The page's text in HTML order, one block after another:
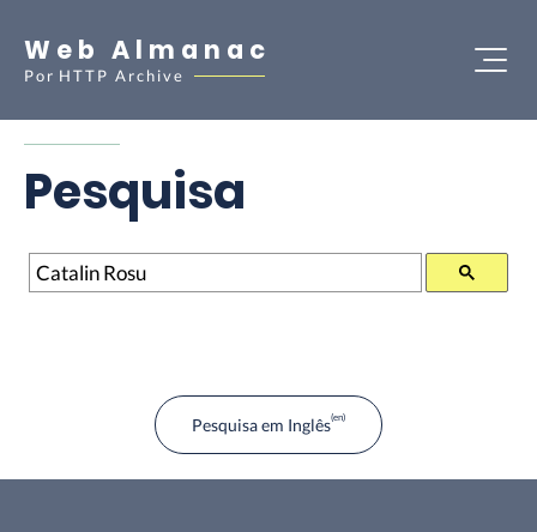
Web Almanac
Por HTTP Archive
Pesquisa
Pesquisa
Pesquisa em Inglês